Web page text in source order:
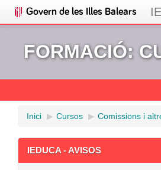
FORMACIÓ:
Inici ▶︎ Cursos ▶︎ Comissions i
IEDUCA - AVISOS